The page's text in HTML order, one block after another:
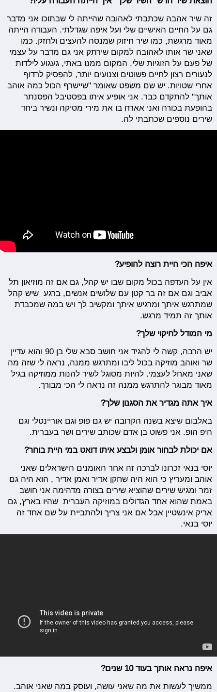
זה שיר אהבה שכתבתי לאהובה שהייתה לי שבתוכו אני מדבר
גם על החיים האישיים שלי ועל איפה שגדלתי. העבודה הייתה
מאוד מרגשת, כמו שיר חיזוק שמנסה להעצים ולחזק. כמו
שאני שר אותו לאהובה למקום שירתק אני גם מדבר על עצמי
של פעם על הזוגיות שלי, המקום ממנו באתי, געגוע לילדות
לנעורים רצון לחיים פשוטים וצנועים יותר, להפסיק לרדוף
אחרי שטויות. יש שם משפט שאומר "שיישרף הכול כמה אוהב
אותך" להתקדם כבר. אני אופיע איתו בפסטיבל הפסנתר
בהופעת בכורה ואני אארח בו את מירי מסיקה ונשיר ביחד
שירים נוספים שכתבתי לה.
איפה הכי היית רוצה להופיע?
אין על העדפה בכול מקום שבו יש קהל, גם אם זה מוזיאון תל
אביב וגם אם זה בר קטן עם שלושים אנשים, ברגע שיש קהל
שמתרגש איתך ומרגיש איתך ומקשיב לך ויש במה שמכבדת
אותך זה תמיד מרגש.
מי המודל לחיקוי שלך?
יש הרבה, קשה לי להגיד אני חושב סבא שלי בן 90 והוא עדיין
שר ואוהב מוזיקה בכול ליבו ומתרגש ממנה, נראה לי שזה מה
שאני מאחל לעצמי. להיות מסוגל לשיר להנות ממוזיקה בגיל
מאוד מבוגר להתרגש ממנה זה נראה לי הכי מבורך.
איך אתה מגדיר את הסגנון שלך?
באלבום שיצא בשנה הקרובה יש גם פופ וגם אוריינטלי וגם
היפ הופ. אני פשוט בן אדם שכותב שירים ושר בעברית.
אם יכולת לבחור אומן ולבצע איתו דואט במי היית בוחר?
יוסי בנאי זכרונו לברכה זה אחר האומנים הישראלים שאני
אוהב ומעריץ כי הוא היה שחקן אדיר ואמן אדיר , הוא היה גם
זמר ומגיש שירים שהוציא שירים בצורה מדהימה אני חושב
באמת שהוא אחד הגדולים במוזיקה העברית שהיו בארץ, גם
אריק אינשטיין אבל אם אני צריך ולהתביית על שם אחד זה
יוסי בנאי.
איפה נראה אותך בעוד 10 שנים?
ממשיך לעשות את מה שאני עושה, ועוסק במה שאני אוהב.